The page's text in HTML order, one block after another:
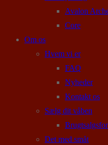
Avalon
Core
Om os
Hvem vi er
FAQ
Nyheder
Kontakt os
Sælg dit våben
Det med småt